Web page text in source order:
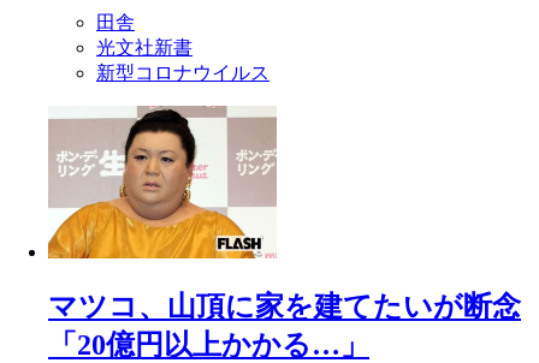
田舎
光文社新書
新型コロナウイルス
マツコ、山頂に家を建てたいが断念
「20億円以上かかる…」